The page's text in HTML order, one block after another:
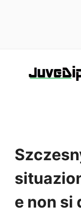
e non si